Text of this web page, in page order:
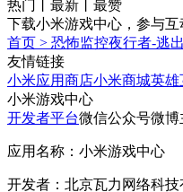
热门
最新
最赞
下载小米游戏中心，参与互
首页 > 恐怖监控夜行者-逃
友情链接
小米应用商店小米商城英雄
小米游戏中心
开发者平台微信公众号微博
应用名称：小米游戏中心
开发者：北京瓦力网络科技